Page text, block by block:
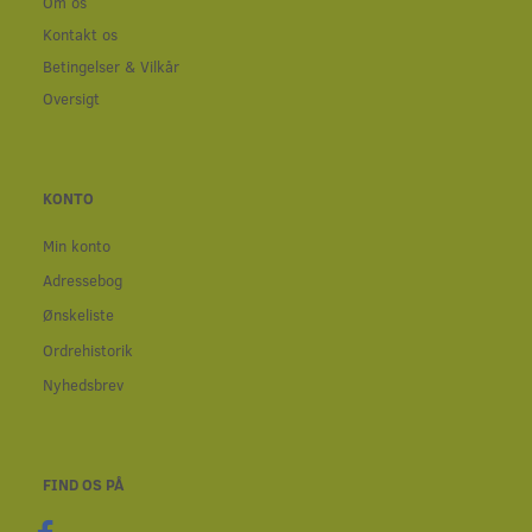
Kontakt os
Betingelser & Vilkår
Oversigt
KONTO
Min konto
Adressebog
Ønskeliste
Ordrehistorik
Nyhedsbrev
FIND OS PÅ